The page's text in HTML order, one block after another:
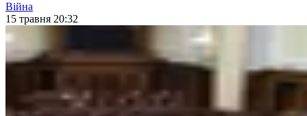
Війна
15 травня 20:32